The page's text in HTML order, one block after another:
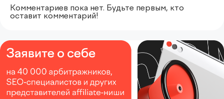
Комментариев пока нет. Будьте первым, кто
оставит комментарий!